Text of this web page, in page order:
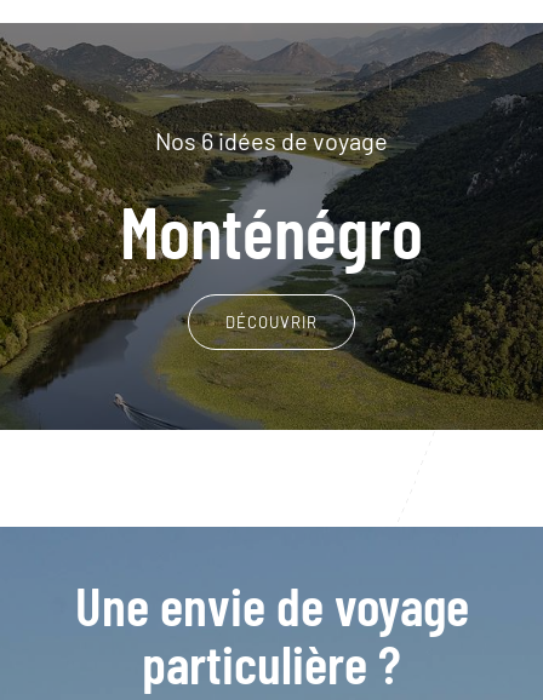
Nos 6 idées de voyage
Monténégro
DÉCOUVRIR
Une envie de voyage
particulière ?